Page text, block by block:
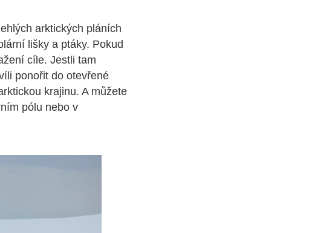
arktických pláních
lišky a ptáky. Pokud
cíle. Jestli tam
ponořit do otevřené
krajinu. A můžete
pólu nebo v